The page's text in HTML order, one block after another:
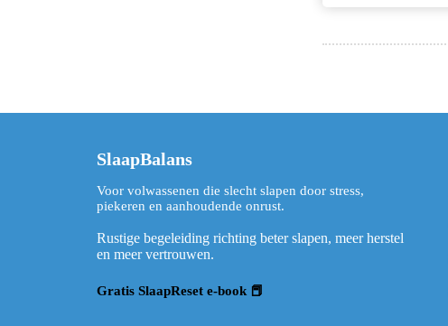
SlaapBalans
Voor volwassenen die slecht slapen door stress,
piekeren en aanhoudende onrust.
Rustige begeleiding richting beter slapen, meer herstel
en meer vertrouwen.
Gratis SlaapReset e-book 📕